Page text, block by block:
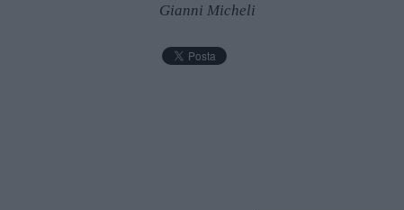
Gianni Micheli